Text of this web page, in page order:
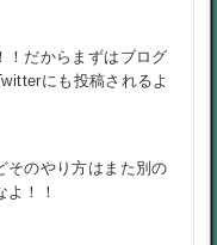
！だからまずはブログ
にも投稿されるよ
そのやり方はまた別の
よ！！